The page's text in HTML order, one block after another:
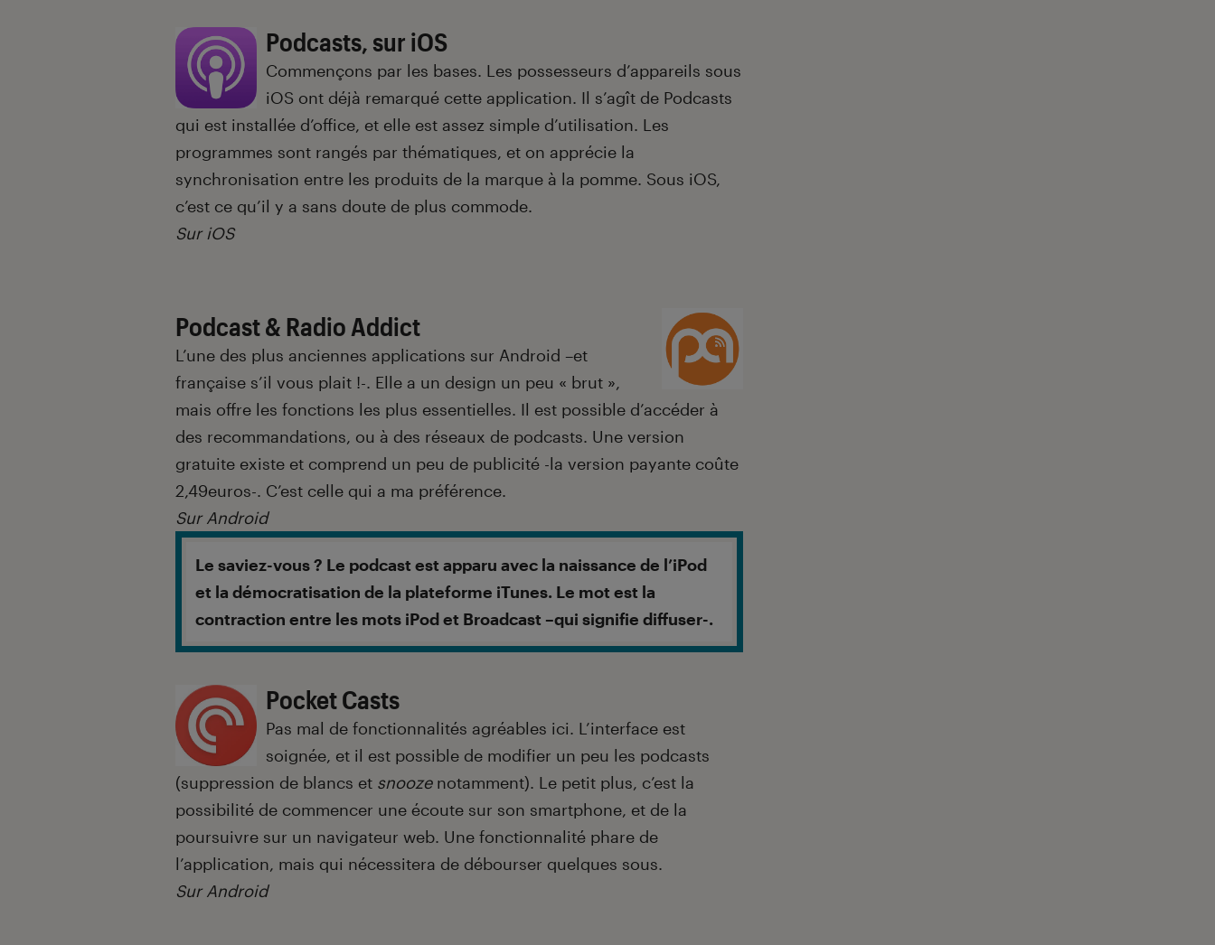
Podcasts, sur iOS
Commençons par les bases. Les possesseurs d’appareils sous
iOS ont déjà remarqué cette application. Il s’agît de Podcasts
qui est installée d’office, et elle est assez simple d’utilisation. Les
programmes sont rangés par thématiques, et on apprécie la
synchronisation entre les produits de la marque à la pomme. Sous iOS,
c’est ce qu’il y a sans doute de plus commode.
Sur iOS
Podcast & Radio Addict
L’une des plus anciennes applications sur Android –et
française s’il vous plait !-. Elle a un design un peu « brut »,
mais offre les fonctions les plus essentielles. Il est possible d’accéder à
des recommandations, ou à des réseaux de podcasts. Une version
gratuite existe et comprend un peu de publicité -la version payante coûte
2,49euros-. C’est celle qui a ma préférence.
Sur Android
Le saviez-vous ? Le podcast est apparu avec la naissance de l’iPod
et la démocratisation de la plateforme iTunes. Le mot est la
contraction entre les mots iPod et Broadcast –qui signifie diffuser-.
Pocket Casts
Pas mal de fonctionnalités agréables ici. L’interface est
soignée, et il est possible de modifier un peu les podcasts
(suppression de blancs et snoozenotamment). Le petit plus, c’est la
possibilité de commencer une écoute sur son smartphone, et de la
poursuivre sur un navigateur web. Une fonctionnalité phare de
l’application, mais qui nécessitera de débourser quelques sous.
Sur Android